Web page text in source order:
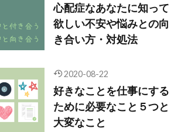
心配症なあなたに知って
欲しい不安や悩みとの向
き合い方・対処法
2020-08-22
好きなことを仕事にする
ために必要なこと５つと
大変なこと